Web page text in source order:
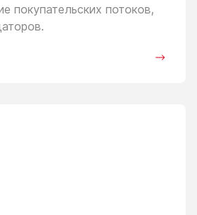
покупательских потоков,